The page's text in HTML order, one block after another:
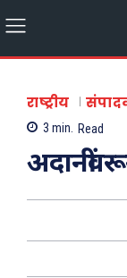
राष्ट्रीय
3 min. Read